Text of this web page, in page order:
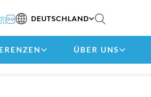
DEUTSCHLAND
ÜBER UNS